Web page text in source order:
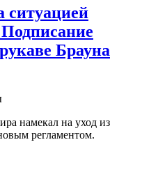
ситуацией
Брауна
намекал на уход из
регламентом.